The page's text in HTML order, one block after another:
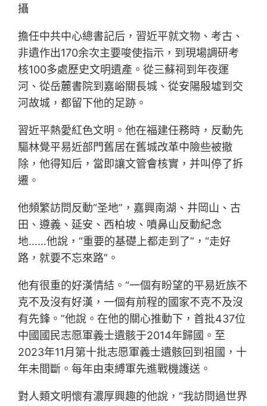
攝
擔任中共中心總書記后，習近平就文物、考古、
非遺作出170余次主要唆使指示，到現場調研考
核100多處歷史文明遺產。從三蘇祠到年夜運
河、從岳麓書院到嘉峪關長城、從安陽殷墟到交
河故城，都留下他的足跡。
習近平熱愛紅色文明。他在福建任務時，反動先
驅林覺平易近部門舊居在舊城改革中險些被撤
除，他得知后，當即讓文管會核實，并叫停了拆
遷。
他頻繁訪問反動“圣地”，嘉興南湖、井岡山、古
田、遵義、延安、西柏坡、噴鼻山反動紀念
地……他說，“重要的基礎上都走到了”，“走好
路，就要不忘來路”。
他有很重的好漢情結。“一個有盼望的平易近族不
克不及沒有好漢，一個有前程的國家不克不及沒
有先鋒。”他說。在他的關心推動下，首批437位
中國國民志愿軍義士遺骸于2014年歸國。至
2023年11月第十批志愿軍義士遺骸回到祖國，十
年未間斷。每年由束縛軍先進戰機護送。
對人類文明懷有濃厚興趣的他說，“我訪問過世界